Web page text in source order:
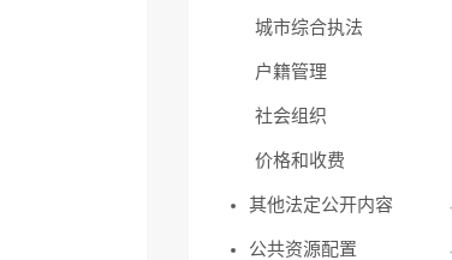
城市综合执法
户籍管理
社会组织
价格和收费
其他法定公开内容
公共资源配置